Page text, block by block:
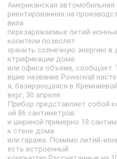
Американская
риентированная на
вила
перезаряжаемые литий-
копители позволят
хранить солнечную энергию
ктрификации дома
или офиса объеме, сообщает
вшие название Powerwall
я, базирующаяся в
верг, 30 апреля.
Прибор представляет собой
ой 86 сантиметров
и шириной примерно 18
к стене дома
или гаража. Помимо литий-
есть встроенный